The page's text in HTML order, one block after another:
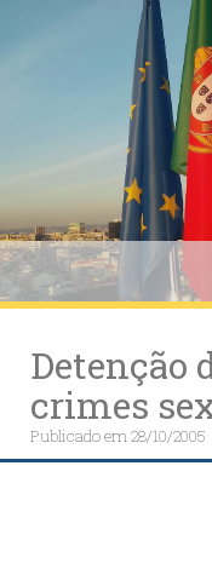
Detenção
crimes
Publicado em28/10/2005